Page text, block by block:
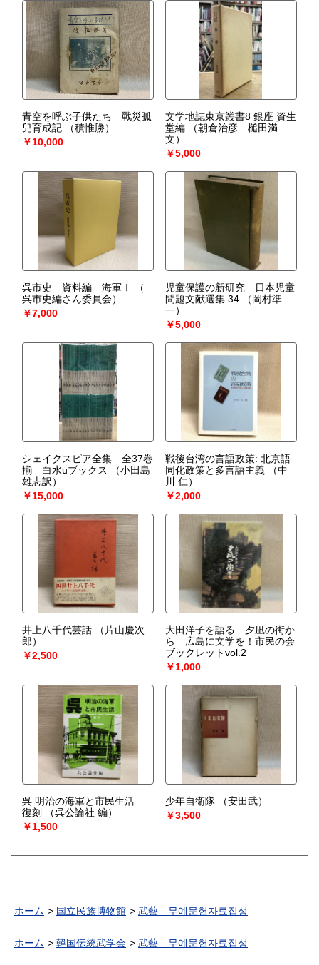
青空を呼ぶ子供たち 戰災孤
兒育成記
（積惟勝）
￥10,000
文学地誌東京叢書8 銀座 資生
堂編
（朝倉治彦 槌田満
文）
￥5,000
呉市史 資料編 海軍Ⅰ
（
呉市史編さん委員会）
￥7,000
児童保護の新研究 日本児童
問題文献選集 34
（岡村準
一）
￥5,000
シェイクスピア全集 全37巻
揃 白水uブックス
（小田島
雄志訳）
￥15,000
戦後台湾の言語政策: 北京語
同化政策と多言語主義
（中
川 仁）
￥2,000
井上八千代芸話
（片山慶次
郎）
￥2,500
大田洋子を語る 夕凪の街か
ら 広島に文学を！市民の会
ブックレットvol.2
￥1,000
呉 明治の海軍と市民生活
復刻
（呉公論社 編）
￥1,500
少年自衛隊
（安田武）
￥3,500
ホーム 国立民族博物館 武藝 무예문헌자료집성
ホーム 韓国伝統武学会 武藝 무예문헌자료집성